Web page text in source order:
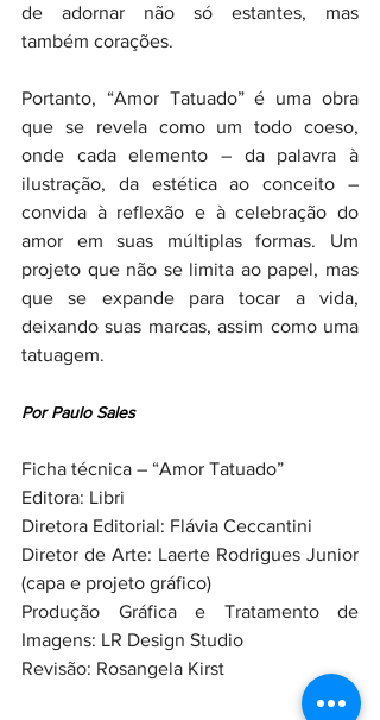
de adornar não só estantes, mas
também corações.
Portanto, “Amor Tatuado” é uma obra
que se revela como um todo coeso,
onde cada elemento – da palavra à
ilustração, da estética ao conceito –
convida à reflexão e à celebração do
amor em suas múltiplas formas. Um
projeto que não se limita ao papel, mas
que se expande para tocar a vida,
deixando suas marcas, assim como uma
tatuagem.
Por Paulo Sales
Ficha técnica – “Amor Tatuado”
Editora: Libri
Diretora Editorial: Flávia Ceccantini
Diretor de Arte: Laerte Rodrigues Junior
(capa e projeto gráfico)
Produção Gráfica e Tratamento de
Imagens: LR Design Studio
Revisão: Rosangela Kirst